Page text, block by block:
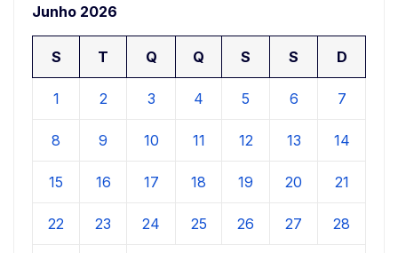
Junho 2026
S T Q Q S S D
1 2 3 4 5 6 7
8 9 10 11 12 13 14
15 16 17 18 19 20 21
22 23 24 25 26 27 28